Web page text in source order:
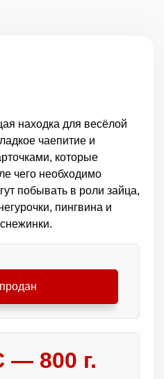
находка для весёлой
чаепитие и
которые
чего необходимо
побывать в роли зайца,
пингвина и
— 800 г.